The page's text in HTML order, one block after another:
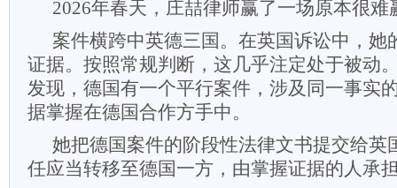
2026年春天，庄喆律师赢了一场原本很难
案件横跨中英德三国。在英国诉讼中，她
证据。按照常规判断，这几乎注定处于被动
发现，德国有一个平行案件，涉及同一事实
据掌握在德国合作方手中。
她把德国案件的阶段性法律文书提交给英
任应当转移至德国一方，由掌握证据的人承